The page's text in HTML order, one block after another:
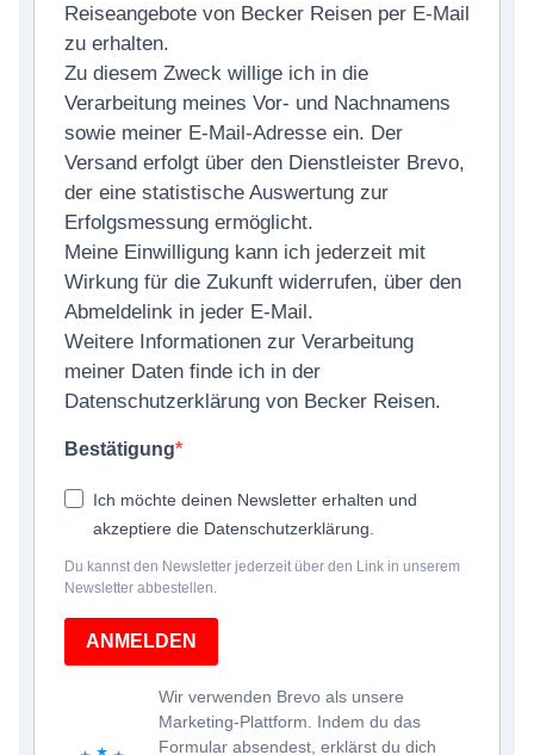
Reiseangebote von Becker Reisen per E-Mail
zu erhalten.
Zu diesem Zweck willige ich in die
Verarbeitung meines Vor- und Nachnamens
sowie meiner E-Mail-Adresse ein. Der
Versand erfolgt über den Dienstleister Brevo,
der eine statistische Auswertung zur
Erfolgsmessung ermöglicht.
Meine Einwilligung kann ich jederzeit mit
Wirkung für die Zukunft widerrufen, über den
Abmeldelink in jeder E-Mail.
Weitere Informationen zur Verarbeitung
meiner Daten finde ich in der
Datenschutzerklärung von Becker Reisen.
Bestätigung
Ich möchte deinen Newsletter erhalten und
akzeptiere die Datenschutzerklärung.
Du kannst den Newsletter jederzeit über den Link in unserem
Newsletter abbestellen.
ANMELDEN
Wir verwenden Brevo als unsere
Marketing-Plattform. Indem du das
Formular absendest, erklärst du dich